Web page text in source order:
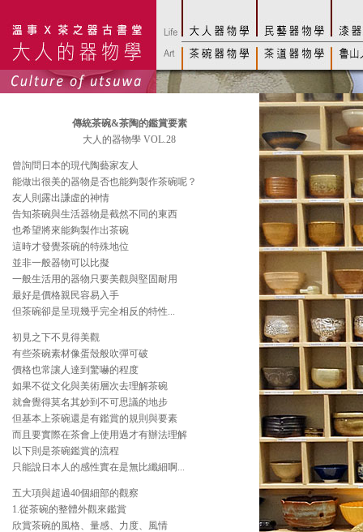
傳統茶碗&茶陶的鑑賞要素
大人的器物學 VOL.28
曾詢問日本的現代陶藝家友人
能做出很美的器物是否也能夠製作茶碗呢？
友人則露出謙虛的神情
告知茶碗與生活器物是截然不同的東西
也希望將來能夠製作出茶碗
這時才發覺茶碗的特殊地位
並非一般器物可以比擬
一般生活用的器物只要美觀與堅固耐用
最好是價格親民容易入手
但茶碗卻是呈現幾乎完全相反的特性...
初見之下不見得美觀
有些茶碗素材像蛋殼般吹彈可破
價格也常讓人達到驚嚇的程度
如果不從文化與美術層次去理解茶碗
就會覺得莫名其妙到不可思議的地步
但基本上茶碗還是有鑑賞的規則與要素
而且要實際在茶會上使用過才有辦法理解
以下則是茶碗鑑賞的流程
只能說日本人的感性實在是無比纖細啊...
五大項與超過40個細部的觀察
1.從茶碗的整體外觀來鑑賞
欣賞茶碗的風格、量感、力度、風情